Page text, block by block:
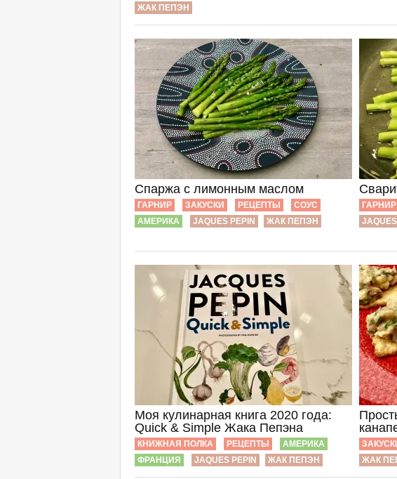
ЖАК ПЕПЭН
Спаржа с лимонным маслом
ГАРНИР ЗАКУСКИ РЕЦЕПТЫ
СОУС
АМЕРИКА
JAQUES PEPIN ЖАК ПЕПЭН
ГАРНИР
Моя кулинарная книга 2020 года:
Quick & Simple Жака Пепэна
КНИЖНАЯ ПОЛКА РЕЦЕПТЫ
АМЕРИКА
ФРАНЦИЯ
JAQUES PEPIN ЖАК ПЕПЭН
ЖАК